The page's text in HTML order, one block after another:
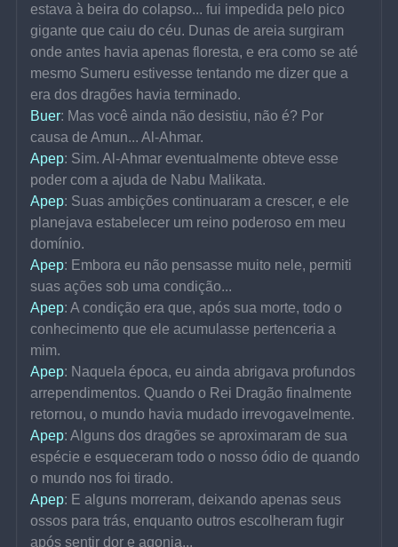
estava à beira do colapso... fui impedida pelo pico
gigante que caiu do céu. Dunas de areia surgiram
onde antes havia apenas floresta, e era como se até
mesmo Sumeru estivesse tentando me dizer que a
era dos dragões havia terminado.
Buer: Mas você ainda não desistiu, não é? Por
causa de Amun... Al-Ahmar.
Apep: Sim. Al-Ahmar eventualmente obteve esse
poder com a ajuda de Nabu Malikata.
Apep: Suas ambições continuaram a crescer, e ele
planejava estabelecer um reino poderoso em meu
domínio.
Apep: Embora eu não pensasse muito nele, permiti
suas ações sob uma condição...
Apep: A condição era que, após sua morte, todo o
conhecimento que ele acumulasse pertenceria a
mim.
Apep: Naquela época, eu ainda abrigava profundos
arrependimentos. Quando o Rei Dragão finalmente
retornou, o mundo havia mudado irrevogavelmente.
Apep: Alguns dos dragões se aproximaram de sua
espécie e esqueceram todo o nosso ódio de quando
o mundo nos foi tirado.
Apep: E alguns morreram, deixando apenas seus
ossos para trás, enquanto outros escolheram fugir
após sentir dor e agonia...